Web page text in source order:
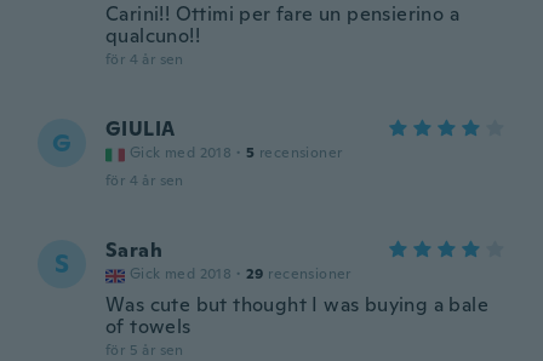
Carini!! Ottimi per fare un pensierino a
qualcuno!!
för 4 år sen
G GIULIA
Gick med 2018 · 5 recensioner
för 4 år sen
S Sarah
Gick med 2018 · 29 recensioner
Was cute but thought I was buying a bale
of towels
för 5 år sen